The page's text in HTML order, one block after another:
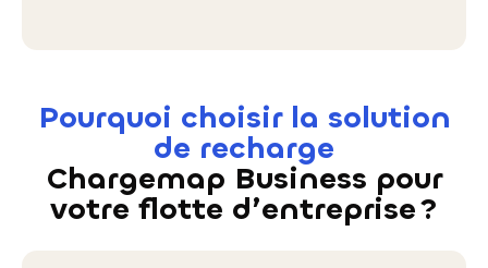
Pourquoi choisir la solution
de recharge
Chargemap Business pour
votre flotte d’entreprise ?